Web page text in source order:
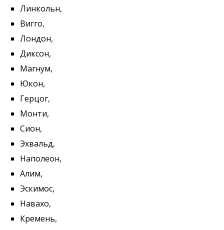
Линкольн,
Вигго,
Лондон,
Диксон,
Магнум,
Юкон,
Герцог,
Монти,
Сион,
Эхвальд,
Наполеон,
Алим,
Эскимос,
Навахо,
Кремень,